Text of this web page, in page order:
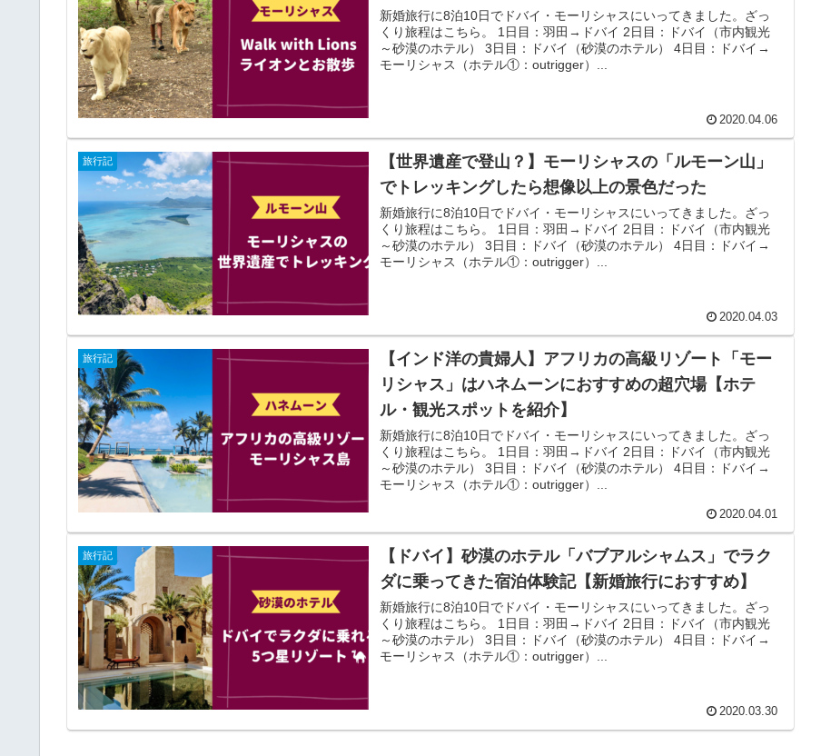
新婚旅行に8泊10日でドバイ・モーリシャスにいってきました。ざっ
くり旅程はこちら。 1日目：羽田→ドバイ 2日目：ドバイ（市内観光
～砂漠のホテル） 3日目：ドバイ（砂漠のホテル） 4日目：ドバイ→
モーリシャス（ホテル①：outrigger）...
2020.04.06
旅行記
【世界遺産で登山？】モーリシャスの「ルモーン山」
でトレッキングしたら想像以上の景色だった
新婚旅行に8泊10日でドバイ・モーリシャスにいってきました。ざっ
くり旅程はこちら。 1日目：羽田→ドバイ 2日目：ドバイ（市内観光
～砂漠のホテル） 3日目：ドバイ（砂漠のホテル） 4日目：ドバイ→
モーリシャス（ホテル①：outrigger）...
2020.04.03
旅行記
【インド洋の貴婦人】アフリカの高級リゾート「モー
リシャス」はハネムーンにおすすめの超穴場【ホテ
ル・観光スポットを紹介】
新婚旅行に8泊10日でドバイ・モーリシャスにいってきました。ざっ
くり旅程はこちら。 1日目：羽田→ドバイ 2日目：ドバイ（市内観光
～砂漠のホテル） 3日目：ドバイ（砂漠のホテル） 4日目：ドバイ→
モーリシャス（ホテル①：outrigger）...
2020.04.01
旅行記
【ドバイ】砂漠のホテル「バブアルシャムス」でラク
ダに乗ってきた宿泊体験記【新婚旅行におすすめ】
新婚旅行に8泊10日でドバイ・モーリシャスにいってきました。ざっ
くり旅程はこちら。 1日目：羽田→ドバイ 2日目：ドバイ（市内観光
～砂漠のホテル） 3日目：ドバイ（砂漠のホテル） 4日目：ドバイ→
モーリシャス（ホテル①：outrigger）...
2020.03.30